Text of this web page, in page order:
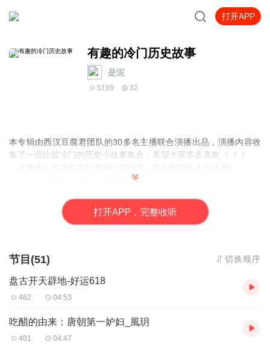
打开APP
有趣的冷门历史故事
是泥
5199 32
本专辑由西汉豆腐君团队的30多名主播联合演播出品，演播内容收
集了一些比较冷门的历史小故事集合，希望大家多多喜欢 ！！！
订阅 ，关注 ，评论走起 ！！！
打开APP，完整收听
节目(51) 切换顺序
盘古开天辟地-好运618
462 04:53
吃醋的由来：唐朝第一妒妇_風玥
401 04:47